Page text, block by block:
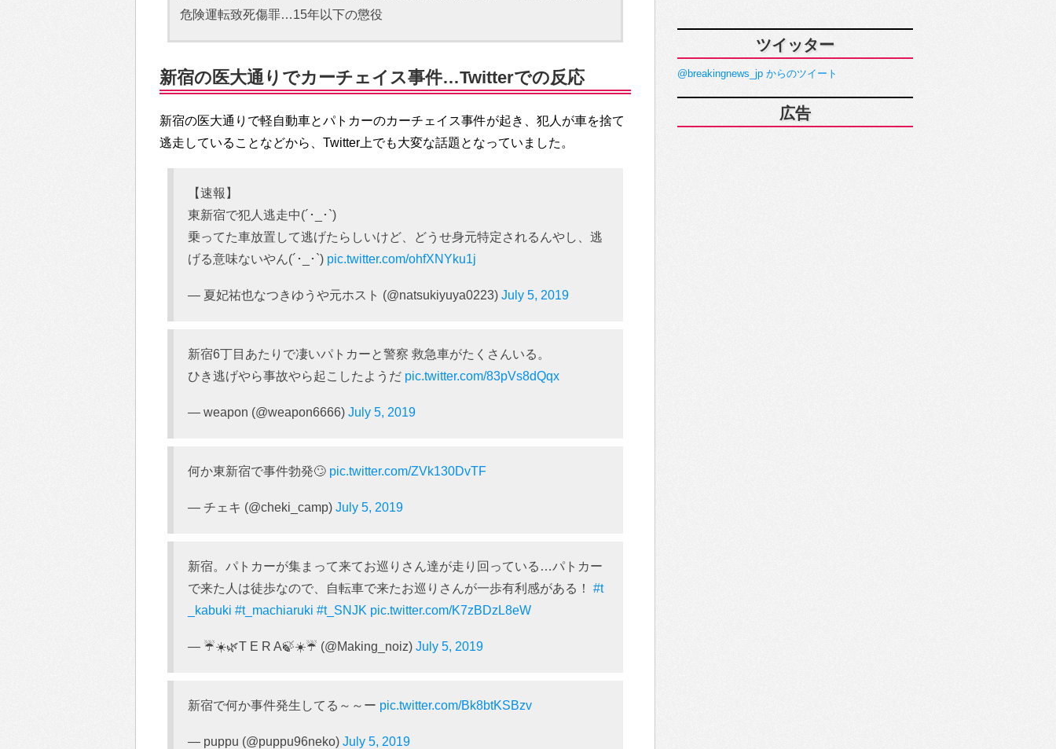
危険運転致死傷罪…15年以下の懲役
新宿の医大通りでカーチェイス事件…Twitterでの反応
新宿の医大通りで軽自動車とパトカーのカーチェイス事件が起き、犯人が車を捨て
逃走していることなどから、Twitter上でも大変な話題となっていました。
【速報】
東新宿で犯人逃走中(´･_･`)
乗ってた車放置して逃げたらしいけど、どうせ身元特定されるんやし、逃
げる意味ないやん(´･_･`) pic.twitter.com/ohfXNYku1j
— 夏妃祐也なつきゆうや元ホスト (@natsukiyuya0223) July 5, 2019
新宿6丁目あたりで凄いパトカーと警察 救急車がたくさんいる。
ひき逃げやら事故やら起こしたようだ pic.twitter.com/83pVs8dQqx
— weapon (@weapon6666) July 5, 2019
何か東新宿で事件勃発🙄 pic.twitter.com/ZVk130DvTF
— チェキ (@cheki_camp) July 5, 2019
新宿。パトカーが集まって来てお巡りさん達が走り回っている…パトカー
で来た人は徒歩なので、自転車で来たお巡りさんが一歩有利感がある！ #t
_kabuki #t_machiaruki #t_SNJK pic.twitter.com/K7zBDzL8eW
— ☔️☀️🌿T E R A🍃☀️☔️ (@Making_noiz) July 5, 2019
新宿で何か事件発生してる～～ー pic.twitter.com/Bk8btKSBzv
— puppu (@puppu96neko) July 5, 2019
ツイッター
@breakingnews_jp からのツイート
広告